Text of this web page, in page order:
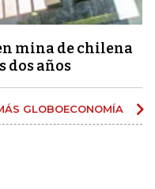
mina de chilena
dos años
GLOBOECONOMÍA